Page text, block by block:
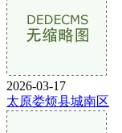
2026-03-17
太原娄烦县城南区